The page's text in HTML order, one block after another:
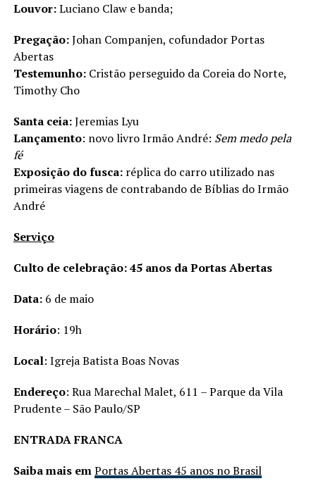
Louvor:Luciano Claw e banda;
Pregação:Johan Companjen, cofundador Portas
Abertas
Testemunho:Cristão perseguido da Coreia do Norte,
Timothy Cho
Santa ceia:Jeremias Lyu
Lançamento: novo livro Irmão André: Sem medo pela
fé
Exposição do fusca:réplica do carro utilizado nas
primeiras viagens de contrabando de Bíblias do Irmão
André
Serviço
Culto de celebração: 45 anos da Portas Abertas
Data:6 de maio
Horário: 19h
Local: Igreja Batista Boas Novas
Endereço: Rua Marechal Malet, 611 – Parque da Vila
Prudente – São Paulo/SP
ENTRADA FRANCA
Saiba mais emPortas Abertas 45 anos no Brasil